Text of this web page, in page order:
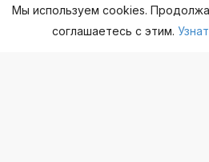
Коми 491
Мордовия 491
Мы используем cookies.
соглашаетесь с этим.